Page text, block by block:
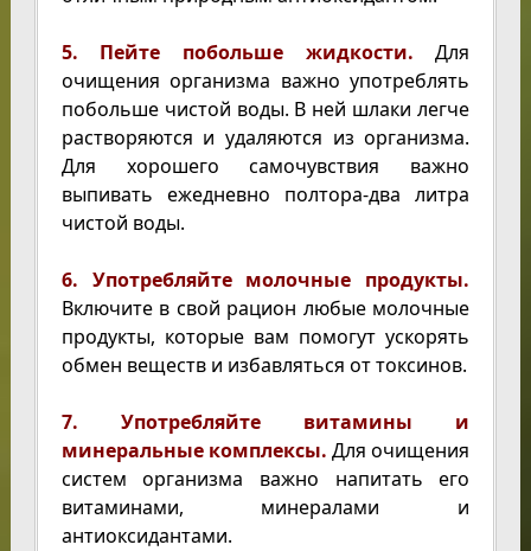
5. Пейте побольше жидкости. Для
очищения организма важно употреблять
побольше чистой воды. В ней шлаки легче
растворяются и удаляются из организма.
Для хорошего самочувствия важно
выпивать ежедневно полтора-два литра
чистой воды.
6. Употребляйте молочные продукты.
Включите в свой рацион любые молочные
продукты, которые вам помогут ускорять
обмен веществ и избавляться от токсинов.
7.
Употребляйте витамины и
минеральные комплексы. Для очищения
систем организма важно напитать его
витаминами, минералами и
антиоксидантами.